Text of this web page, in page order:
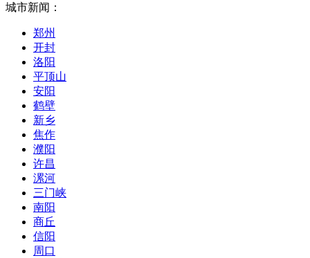
城市新闻：
郑州
开封
洛阳
平顶山
安阳
鹤壁
新乡
焦作
濮阳
许昌
漯河
三门峡
南阳
商丘
信阳
周口